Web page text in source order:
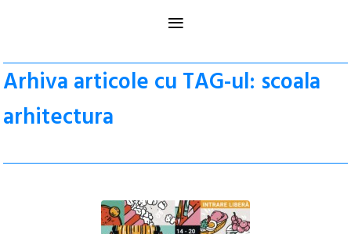
≡
Arhiva articole cu TAG-ul: scoala
arhitectura